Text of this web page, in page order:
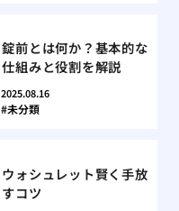
錠前とは何か？基本的な
仕組みと役割を解説
2025.08.16
未分類
ウォシュレット賢く手放
すコツ